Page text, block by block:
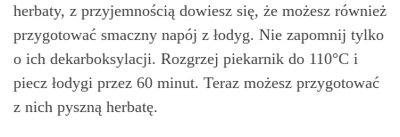
herbaty, z przyjemnością dowiesz się, że możesz również
przygotować smaczny napój z łodyg. Nie zapomnij tylko
o ich dekarboksylacji. Rozgrzej piekarnik do 110°C i
piecz łodygi przez 60 minut. Teraz możesz przygotować
z nich pyszną herbatę.